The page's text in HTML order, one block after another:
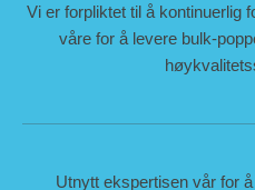
Vi er forpliktet til å kontinuerlig
våre for å levere bulk-
Utnytt ekspertisen vår for